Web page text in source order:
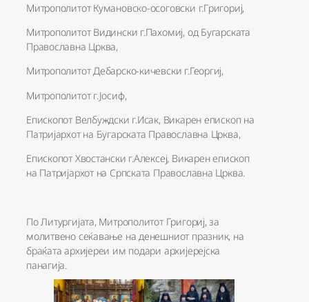
Митрополитот Кумановско-осоговски г.Григориј,
Митрополитот Видински г.Пахомиј, од Бугарската
Православна Црква,
Митрополитот Дебарско-кичевски г.Георгиј,
Митрополитот г.Јосиф,
Епископот Велбуждски г.Исак, Викарен епископ на
Патријархот на Бугарската Православна Црква,
Епископот Хвостански г.Алексеј, Викарен епископ
на Патријархот на Српската Православна Црква.
По Литургијата, Митрополитот Григориј, за
молитвено сеќавање на денешниот празник, на
браќата архијереи им подари архијерејска
панагија.